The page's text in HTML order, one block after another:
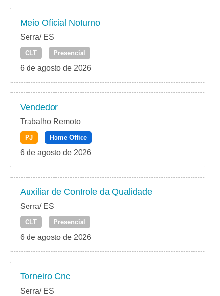
Meio Oficial Noturno
Serra/ ES
CLT Presencial
6 de agosto de 2026
Vendedor
Trabalho Remoto
PJ Home Office
6 de agosto de 2026
Auxiliar de Controle da Qualidade
Serra/ ES
CLT Presencial
6 de agosto de 2026
Torneiro Cnc
Serra/ ES